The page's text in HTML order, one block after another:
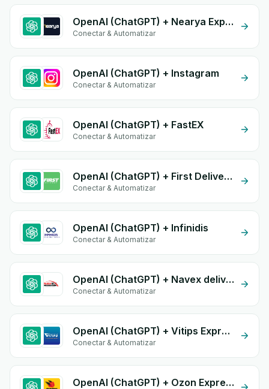
OpenAI (ChatGPT) + Nearya Express
Conectar & Automatizar
OpenAI (ChatGPT) + Instagram
Conectar & Automatizar
OpenAI (ChatGPT) + FastEX
Conectar & Automatizar
OpenAI (ChatGPT) + First Delivery Group
Conectar & Automatizar
OpenAI (ChatGPT) + Infinidis
Conectar & Automatizar
OpenAI (ChatGPT) + Navex delivery
Conectar & Automatizar
OpenAI (ChatGPT) + Vitips Express
Conectar & Automatizar
OpenAI (ChatGPT) + Ozon Express